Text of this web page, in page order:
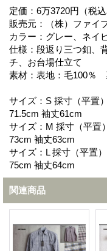
定価：6万3720円（税込
販売元：（株）ファイ
カラー：グレー、ネイ
仕様：段返り三つ釦、
チ、お台場仕立て
素材：表地：毛100％
サイズ：S 採寸（平置
71.5cm 袖丈61cm
サイズ：M 採寸（平置
73cm 袖丈63cm
サイズ：L 採寸（平置
75cm 袖丈64cm
関連商品